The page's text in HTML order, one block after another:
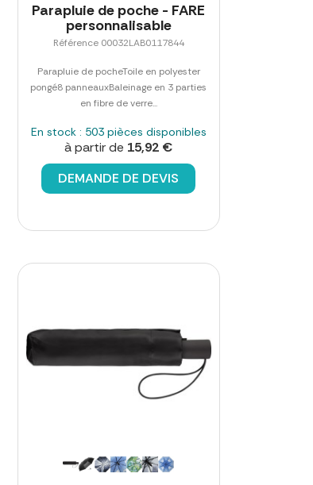
Parapluie de poche - FARE
personnalisable
Référence 00032LAB0117844
Parapluie de pocheToile en polyester
pongé8 panneauxBaleinage en 3 parties
en fibre de verre...
En stock : 503 pièces disponibles
à partir de 15,92 €
DEMANDE DE DEVIS